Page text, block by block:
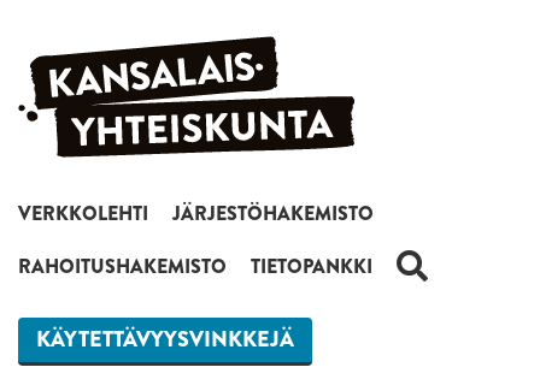
Siirry sisältöön
VERKKOLEHTI
JÄRJESTÖHAKEMISTO
RAHOITUSHAKEMISTO
TIETOPANKKI HAKU
KÄYTETTÄVYYSVINKKEJÄ